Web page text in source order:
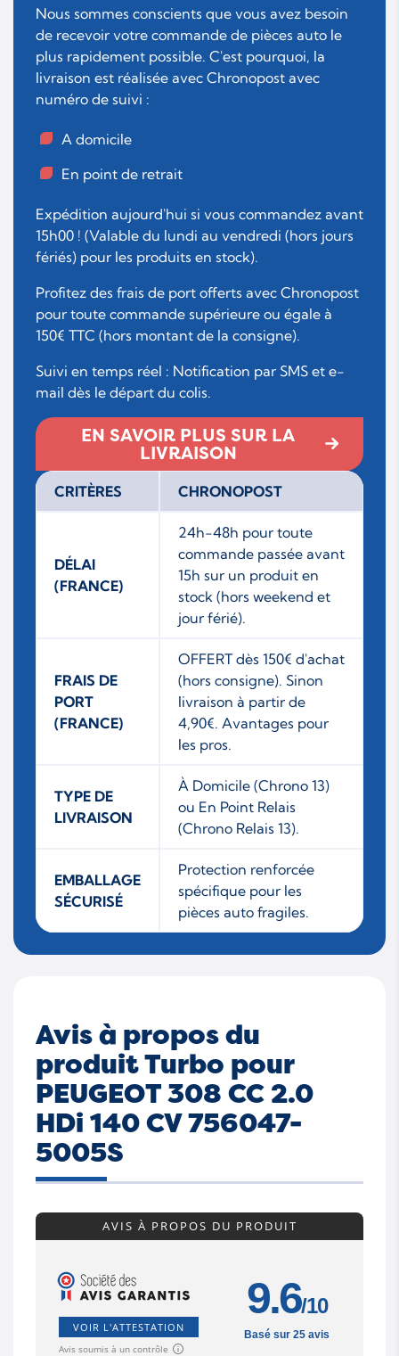
Nous sommes conscients que vous avez besoin
de recevoir votre commande de pièces auto le
plus rapidement possible. C'est pourquoi, la
livraison est réalisée avec Chronopost avec
numéro de suivi :
A domicile
En point de retrait
Expédition aujourd'hui si vous commandez avant
15h00 ! (Valable du lundi au vendredi (hors jours
fériés) pour les produits en stock).
Profitez des frais de port offerts avec Chronopost
pour toute commande supérieure ou égale à
150€ TTC (hors montant de la consigne).
Suivi en temps réel : Notification par SMS et e-
mail dès le départ du colis.
EN SAVOIR PLUS SUR LA
LIVRAISON
CRITÈRES CHRONOPOST
DÉLAI
(FRANCE)
24h-48h pour toute
commande passée avant
15h sur un produit en
stock (hors weekend et
jour férié).
FRAIS DE
PORT
(FRANCE)
OFFERT dès 150€ d'achat
(hors consigne). Sinon
livraison à partir de
4,90€. Avantages pour
les pros.
TYPE DE
LIVRAISON
À Domicile (Chrono 13)
ou En Point Relais
(Chrono Relais 13).
EMBALLAGE
SÉCURISÉ
Protection renforcée
spécifique pour les
pièces auto fragiles.
Avis à propos du
produit Turbo pour
PEUGEOT 308 CC 2.0
HDi 140 CV 756047-
5005S
AVIS À PROPOS DU PRODUIT
VOIR L'ATTESTATION
Avis soumis à un contrôle
9.6/10
Basé sur 25 avis